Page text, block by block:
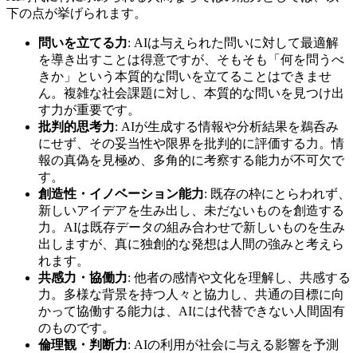
下の点が挙げられます。
問いを立てる力: AIは与えられた問いに対して最適解
を導き出すことは得意ですが、そもそも「何を問うべ
きか」という本質的な問いを立てることはできませ
ん。複雑な社会課題に対し、本質的な問いを見つけ出
す力が重要です。
批判的思考力: AIが生成する情報や分析結果を鵜呑み
にせず、その妥当性や限界を批判的に評価する力。情
報の真偽を見極め、多角的に考察する能力が不可欠で
す。
創造性・イノベーション能力: 既存の枠にとらわれず、
新しいアイデアを生み出し、未だないものを創造する
力。AIは既存データの組み合わせで新しいものを生み
出しますが、真に独創的な発想は人間の強みと考えら
れます。
共感力・協働力: 他者の感情や文化を理解し、共感する
力。多様な背景を持つ人々と協力し、共通の目標に向
かって協働する能力は、AIには代替できない人間固有
のものです。
倫理観・判断力: AIの利用が社会に与える影響を予測